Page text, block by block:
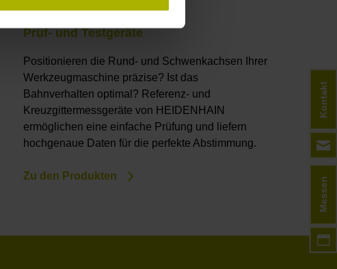
Prüf- und Testgeräte
Positionieren die Rund- und Schwenkachsen Ihrer
Werkzeugmaschine präzise? Ist das
Bahnverhalten optimal? Referenz- und
Kreuzgittermessgeräte von HEIDENHAIN
ermöglichen eine einfache Prüfung und liefern
hochgenaue Daten für die perfekte Abstimmung.
Zu den Produkten
Messen
Kontakt